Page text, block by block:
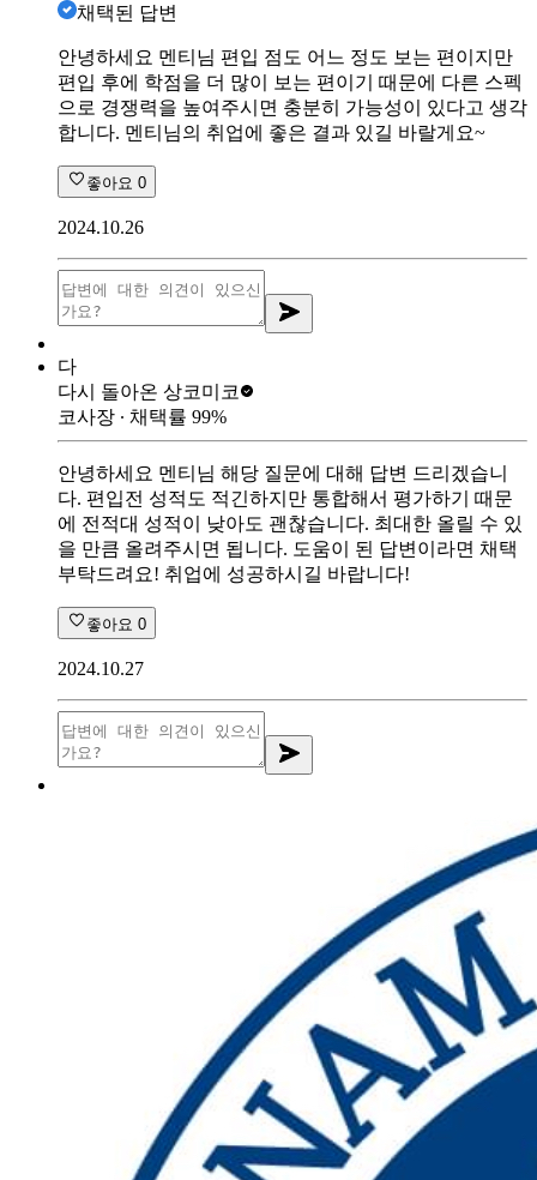
채택된 답변
안녕하세요 멘티님 편입 점도 어느 정도 보는 편이지만
편입 후에 학점을 더 많이 보는 편이기 때문에 다른 스펙
으로 경쟁력을 높여주시면 충분히 가능성이 있다고 생각
합니다. 멘티님의 취업에 좋은 결과 있길 바랄게요~
좋아요 0
2024.10.26
다
다시 돌아온 상코미코
코사장 ∙ 채택률 99%
안녕하세요 멘티님 해당 질문에 대해 답변 드리겠습니
다. 편입전 성적도 적긴하지만 통합해서 평가하기 때문
에 전적대 성적이 낮아도 괜찮습니다. 최대한 올릴 수 있
을 만큼 올려주시면 됩니다. 도움이 된 답변이라면 채택
부탁드려요! 취업에 성공하시길 바랍니다!
좋아요 0
2024.10.27